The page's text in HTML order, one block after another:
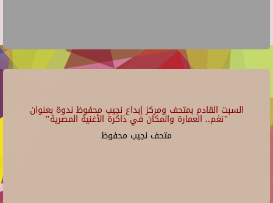
السبت القادم بمتحف ومركز إبداع نجيب محفوظ ندوة بعنوان
"نغم.. العمارة والمكان في ذاكرة الأغنية المصرية"
متحف نجيب محفوظ